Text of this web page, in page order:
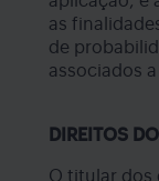
as
de
associados
DIREITOS
O titular dos